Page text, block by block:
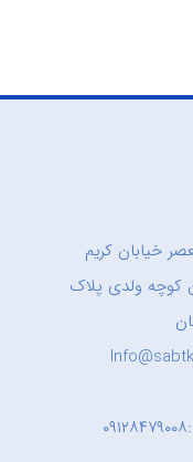
خیابان کریم
کوچه ولدی پلاک